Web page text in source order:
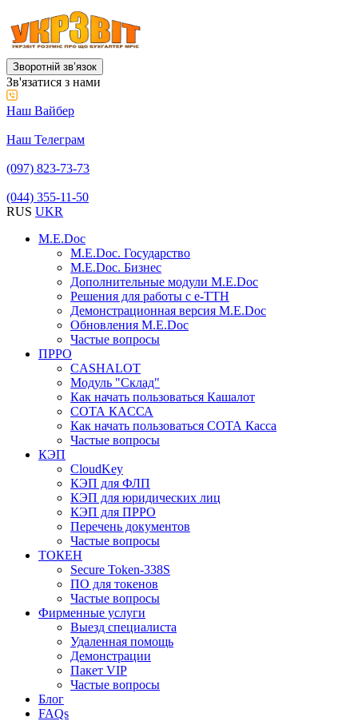
Зворотній звʼязок
Зв'язатися з нами
Наш Вайбер
Наш Телеграм
(097) 823-73-73
(044) 355-11-50
RUS UKR
M.E.Doc
M.E.Doc. Государство
M.E.Doc. Бизнес
Дополнительные модули M.E.Doc
Решения для работы с е-ТТН
Демонстрационная версия M.E.Doc
Обновления M.E.Doc
Частые вопросы
ПРРО
CASHALOT
Модуль "Склад"
Как начать пользоваться Кашалот
СОТА КАCСА
Как начать пользоваться СОТА Касса
Частые вопросы
КЭП
CloudKey
КЭП для ФЛП
КЭП для юридических лиц
КЭП для ПРРО
Перечень документов
Частые вопросы
ТОКЕН
Secure Token-338S
ПО для токенов
Частые вопросы
Фирменные услуги
Выезд специалиста
Удаленная помощь
Демонстрации
Пакет VIP
Частые вопросы
Блог
FAQs